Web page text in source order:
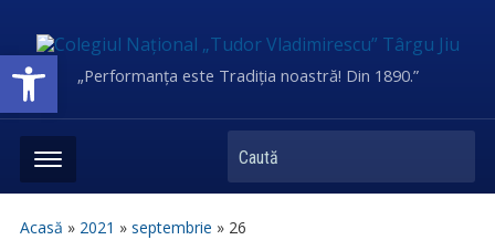
Deschide bara de unelte„Performanța este Tradiția noastră! Din 1890.”
Caută
Acasă » 2021 » septembrie » 26